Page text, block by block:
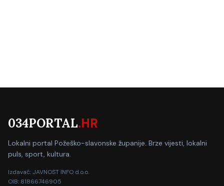
034PORTAL.HR
Lokalni portal Požeško-slavonske županije. Brze vijesti, lokalni
puls, sport, kultura.
Izdavač: JAVNOST INFO d.o.o.
OIB: 81866746905